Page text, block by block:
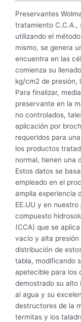
Preservantes
tratamiento C.C.A.,
utilizando el
mismo, se genera
encuentra en las
comienza su
kg/cm2 de presión,
Para finalizar,
preservante en la
no controlados,
aplicación por
requeridos para
los productos
normal, tienen una
Estos datos se
empleado en el
amplia experiencia
EE.UU y en
compuesto
(CCA) que se
vacío y alta
distribución de
tabla, modificando
apetecible para los
demostrado su alto
al agua y su
destructores de la
termitas y los